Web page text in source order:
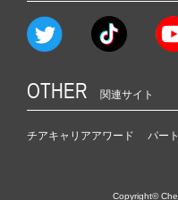
OTHER 関連サイト
チアキャリアアワード パー
Copyright©